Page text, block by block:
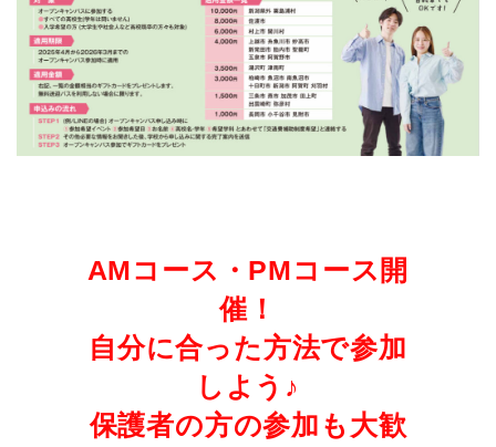
AMコース・PMコース開
催！
自分に合った方法で参加
しよう♪
保護者の方の参加も大歓